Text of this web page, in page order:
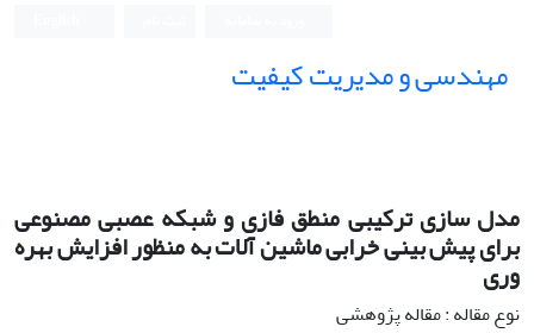
مهندسی و مدیریت کیفیت
مدل سازی ترکیبی منطق فازی و شبکه عصبی مصنوعی
برای پیش بینی خرابی ماشین آلات به منظور افزایش بهره
وری
نوع مقاله : مقاله پژوهشی